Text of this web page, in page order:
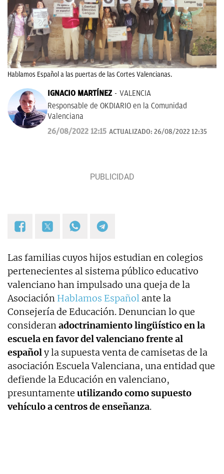
Hablamos Español a las puertas de las Cortes Valencianas.
IGNACIO MARTÍNEZ
VALENCIA
Responsable de OKDIARIO en la Comunidad
Valenciana
26/08/2022 12:15 ACTUALIZADO: 26/08/2022 12:35
Las familias cuyos hijos estudian en colegios
pertenecientes al sistema público educativo
valenciano han impulsado una queja de la
Asociación Hablamos Español ante la
Consejería de Educación. Denuncian lo que
consideranadoctrinamiento lingüístico en la
escuela en favor del valenciano frente al
españoly la supuesta venta de camisetas de la
asociación Escuela Valenciana, una entidad que
defiende la Educación en valenciano,
presuntamente utilizando como supuesto
vehículo a centros de enseñanza.